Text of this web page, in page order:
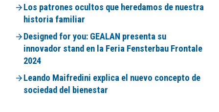
Los patrones ocultos que heredamos de nuestra
historia familiar
Designed for you: GEALAN presenta su
innovador stand en la Feria Fensterbau Frontale
2024
Leando Maifredini explica el nuevo concepto de
sociedad del bienestar